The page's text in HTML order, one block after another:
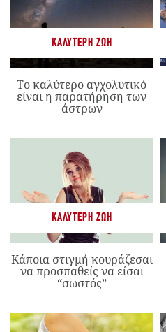
ΚΑΛΎΤΕΡΗ ΖΩΉ
Το καλύτερο αγχολυτικό
είναι η παρατήρηση των
άστρων
ΚΑΛΎΤΕΡΗ ΖΩΉ
Κάποια στιγμή κουράζεσαι
να προσπαθείς να είσαι
“σωστός”